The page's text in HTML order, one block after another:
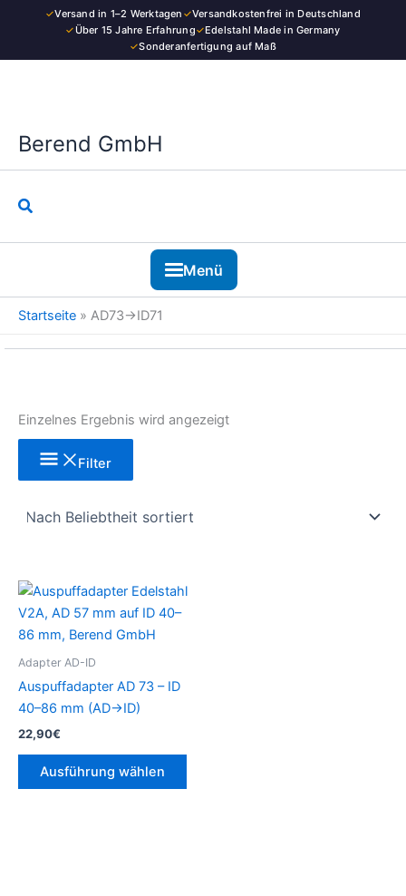
✓Versand in 1–2 Werktagen ✓Versandkostenfrei in Deutschland
✓Über 15 Jahre Erfahrung✓Edelstahl Made in Germany
✓Sonderanfertigung auf Maß
Berend GmbH
Suchen
Menü
Startseite » AD73→ID71
Einzelnes Ergebnis wird angezeigt
Filter
Adapter AD-ID
Auspuffadapter AD 73 – ID
40–86 mm (AD→ID)
22,90€
Ausführung wählen
Dieses
auf
Kategorie